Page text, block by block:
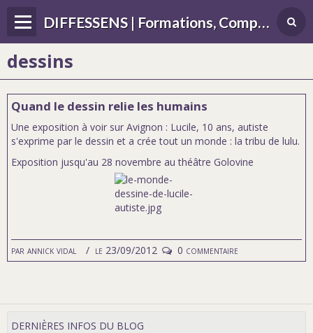
DIFFESSENS | Formations, Compétences, Différences, handicap, sensoriel
dessins
Quand le dessin relie les humains
par annick vidal le 23/09/2012 0 commentaire
Une exposition à voir sur Avignon : Lucile, 10 ans, autiste
s'exprime par le dessin et a crée tout un monde : la tribu de lulu.
Exposition jusqu'au 28 novembre au théâtre Golovine
DERNIÈRES INFOS DU BLOG